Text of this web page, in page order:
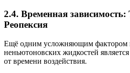
2.4. Временная
Реопексия
Ещё одним усложняющим фактором
неньютоновских жидкостей
от времени воздействия.